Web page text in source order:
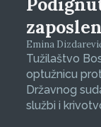
Emina
Tužilaštvo
optužnicu
Državnog
službi i